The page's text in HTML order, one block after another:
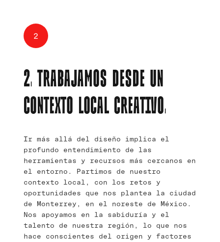
2
2. TRABAJAMOS DESDE UN
CONTEXTO LOCAL CREATIVO.
Ir más allá del diseño implica el
profundo entendimiento de las
herramientas y recursos más cercanos en
el entorno. Partimos de nuestro
contexto local, con los retos y
oportunidades que nos plantea la ciudad
de Monterrey, en el noreste de México.
Nos apoyamos en la sabiduría y el
talento de nuestra región, lo que nos
hace conscientes del origen y factores